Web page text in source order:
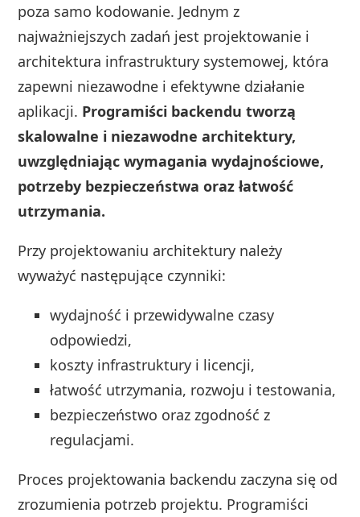
poza samo kodowanie. Jednym z
najważniejszych zadań jest projektowanie i
architektura infrastruktury systemowej, która
zapewni niezawodne i efektywne działanie
aplikacji. Programiści backendu tworzą
skalowalne i niezawodne architektury,
uwzględniając wymagania wydajnościowe,
potrzeby bezpieczeństwa oraz łatwość
utrzymania.
Przy projektowaniu architektury należy
wyważyć następujące czynniki:
wydajność i przewidywalne czasy
odpowiedzi,
koszty infrastruktury i licencji,
łatwość utrzymania, rozwoju i testowania,
bezpieczeństwo oraz zgodność z
regulacjami.
Proces projektowania backendu zaczyna się od
zrozumienia potrzeb projektu. Programiści